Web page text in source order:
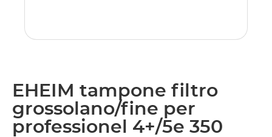
EHEIM tampone filtro
grossolano/fine per
professionel 4+/5e 350